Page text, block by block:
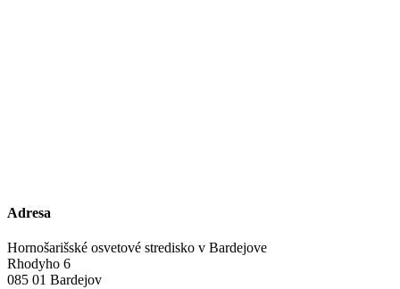
Adresa
Hornošarišské osvetové stredisko v Bardejove
Rhodyho 6
085 01 Bardejov